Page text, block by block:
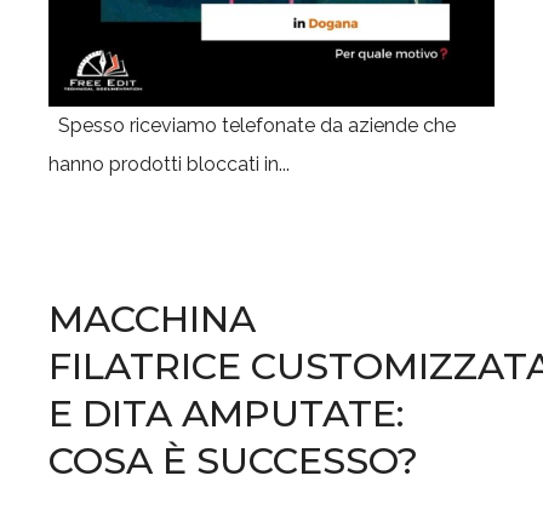
Spesso riceviamo telefonate da aziende che
hanno prodotti bloccati in...
MACCHINA
FILATRICE
E DITA AMPUTATE:
COSA È SUCCESSO?